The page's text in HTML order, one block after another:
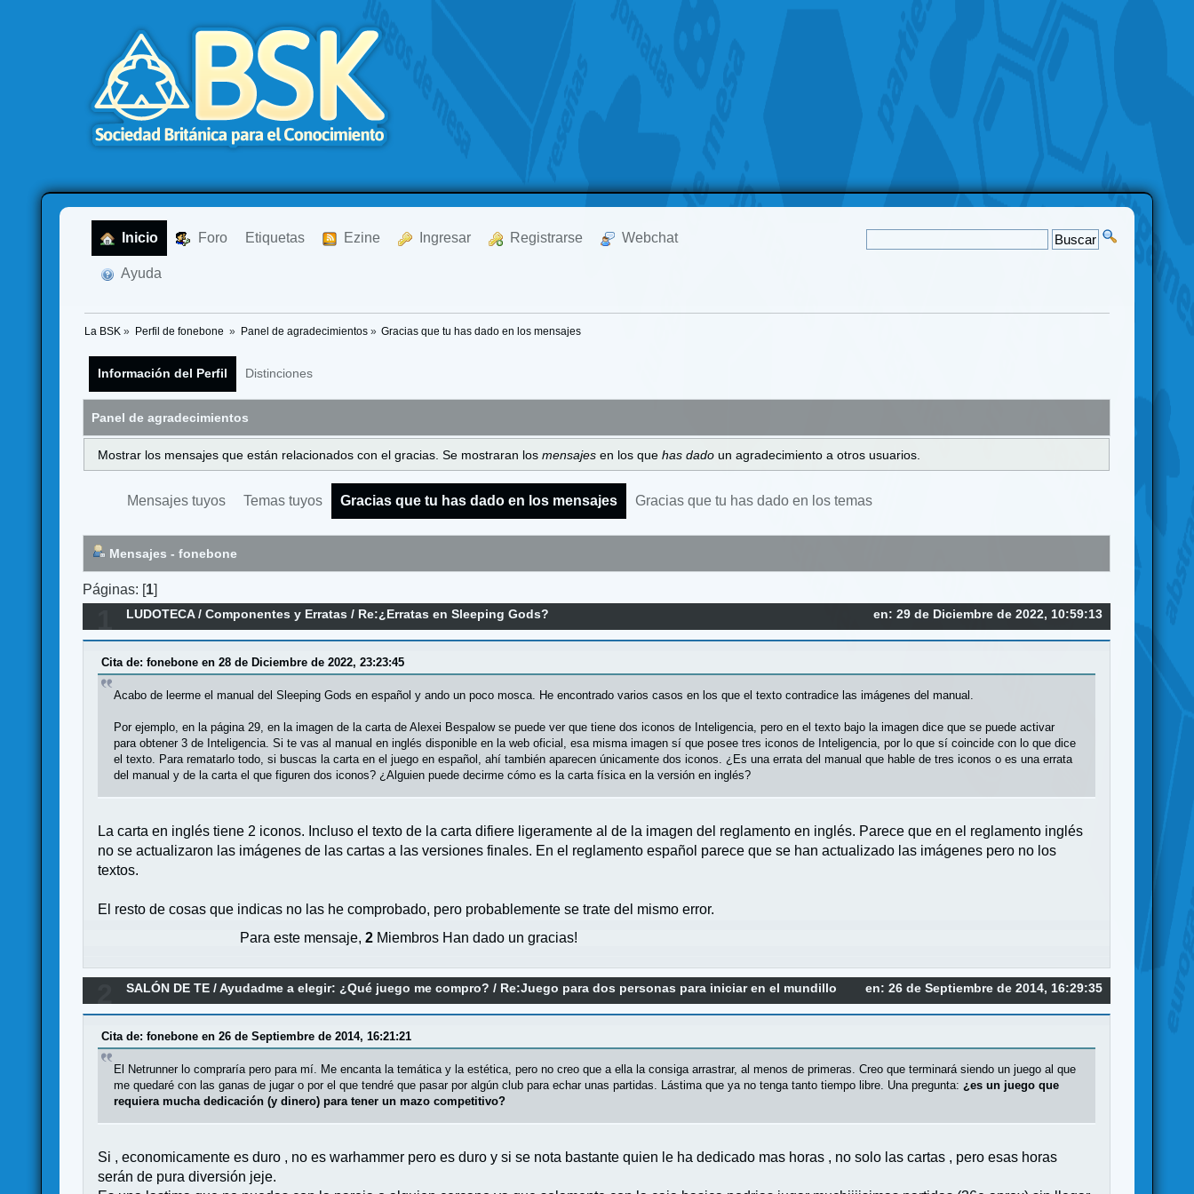
Inicio Foro Etiquetas Ezine Ingresar Registrarse Webchat
Ayuda
La BSK » Perfil de fonebone » Panel de agradecimientos» Gracias que tu has dado en los mensajes
Información del Perfil Distinciones
Panel de agradecimientos
Mostrar los mensajes que están relacionados con el gracias. Se mostraran los mensajes en los que has dado un agradecimiento a otros usuarios.
Mensajes tuyos Temas tuyos Gracias que tu has dado en los mensajes Gracias que tu has dado en los temas
Mensajes - fonebone
Páginas: [1]
en: 29 de Diciembre de 2022, 10:59:13
LUDOTECA/Componentes y Erratas / Re:¿Erratas en Sleeping Gods?
Cita de: fonebone en 28 de Diciembre de 2022, 23:23:45
Acabo de leerme el manual del Sleeping Gods en español y ando un poco mosca. He encontrado varios casos en los que el texto contradice las imágenes del manual.
Por ejemplo, en la página 29, en la imagen de la carta de Alexei Bespalow se puede ver que tiene dos iconos de Inteligencia, pero en el texto bajo la imagen dice que se puede activar
para obtener 3 de Inteligencia. Si te vas al manual en inglés disponible en la web oficial, esa misma imagen sí que posee tres iconos de Inteligencia, por lo que sí coincide con lo que dice
el texto. Para rematarlo todo, si buscas la carta en el juego en español, ahí también aparecen únicamente dos iconos. ¿Es una errata del manual que hable de tres iconos o es una errata
del manual y de la carta el que figuren dos iconos? ¿Alguien puede decirme cómo es la carta física en la versión en inglés?
La carta en inglés tiene 2 iconos. Incluso el texto de la carta difiere ligeramente al de la imagen del reglamento en inglés. Parece que en el reglamento inglés
no se actualizaron las imágenes de las cartas a las versiones finales. En el reglamento español parece que se han actualizado las imágenes pero no los
textos.
El resto de cosas que indicas no las he comprobado, pero probablemente se trate del mismo error.
Para este mensaje,2 Miembros Han dado un gracias!
en: 26 de Septiembre de 2014, 16:29:35
SALÓN DE TE /Ayudadme a elegir: ¿Qué juego me compro? / Re:Juego para dos personas para iniciar en el mundillo
Cita de: fonebone en 26 de Septiembre de 2014, 16:21:21
El Netrunner lo compraría pero para mí. Me encanta la temática y la estética, pero no creo que a ella la consiga arrastrar, al menos de primeras. Creo que terminará siendo un juego al que
me quedaré con las ganas de jugar o por el que tendré que pasar por algún club para echar unas partidas. Lástima que ya no tenga tanto tiempo libre. Una pregunta: ¿es un juego que
requiera mucha dedicación (y dinero) para tener un mazo competitivo?
Si , economicamente es duro , no es warhammer pero es duro y si se nota bastante quien le ha dedicado mas horas , no solo las cartas , pero esas horas
serán de pura diversión jeje.